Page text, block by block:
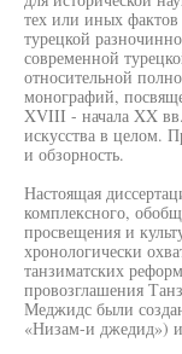
тех или иных
турецкой
современной
относительной
монографий,
XVIII - начала XX
искусства в целом.
и обзорность.
Настоящая
комплексного,
просвещения и
хронологически
танзиматских
провозглашения
Меджидс были
«Низам-и джедид») и